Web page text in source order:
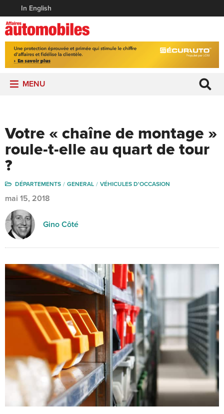
In English
MENU
Votre « chaîne de montage »
roule-t-elle au quart de tour
?
DÉPARTEMENTS GENERAL VÉHICULES D'OCCASION
mai 15, 2018
Gino Côté